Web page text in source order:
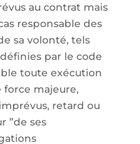
au contrat mais
responsable des
sa volonté, tels
par le code
toute exécution
force majeure,
retard ou
”de ses